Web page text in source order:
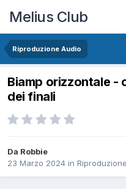
Melius Club
Riproduzione Audio
Biamp orizzontale -
dei finali
Da Robbie
23 Marzo 2024 in